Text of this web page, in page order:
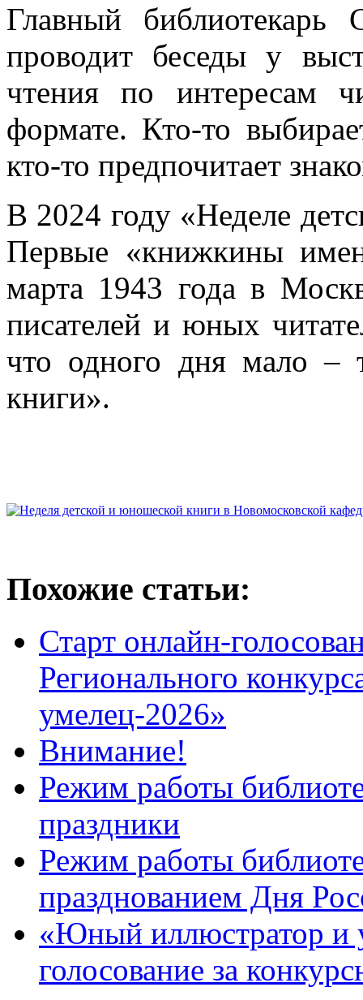
Главный библиотекарь
проводит беседы у
чтения по интересам
формате. Кто-то
кто-то предпочитает
В 2024 году «Неделе
Первые «книжкины
марта 1943 года в
писателей и юных
что одного дня мало –
книги».
Похожие статьи:
Старт онлайн-
Регионального
умелец-2026»
Внимание!
Режим работы
праздники
Режим работы
празднованием Дня
«Юный иллюстратор и
голосование за